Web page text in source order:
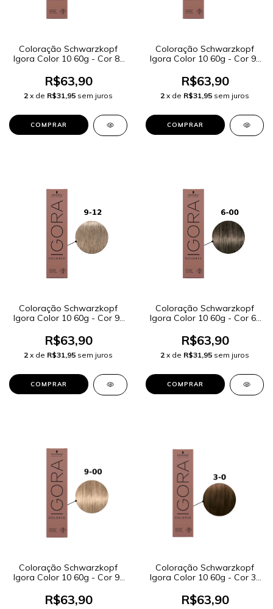
Coloração Schwarzkopf
Igora Color 10 60g - Cor 8-
Dourado
R$63,90
2 x de R$31,95 sem juros
Coloração Schwarzkopf
Igora Color 10 60g - Cor 9-
R$63,90
2 x de R$31,95 sem juros
Coloração Schwarzkopf
Igora Color 10 60g - Cor 9-
Fumê
R$63,90
2 x de R$31,95 sem juros
Coloração Schwarzkopf
Igora Color 10 60g - Cor 6-
Extra
R$63,90
2 x de R$31,95 sem juros
Coloração Schwarzkopf
Igora Color 10 60g - Cor 9-
R$63,90
Coloração Schwarzkopf
Igora Color 10 60g - Cor 3-
R$63,90